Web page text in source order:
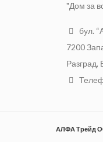
"Дом за
бул.
7200
Разград,
АЛФА Трейд